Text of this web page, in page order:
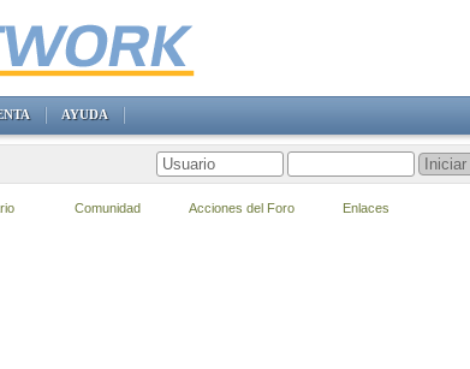
AYUDA
Comunidad Acciones del Foro Enlaces